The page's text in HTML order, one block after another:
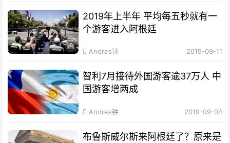
2019年上半年 平均每五秒就有一
个游客进入阿根廷
Andres钟 2019-09-11
智利7月接待外国游客逾37万人 中
国游客增两成
Andres钟 2019-09-04
布鲁斯威尔斯来阿根廷了？原来是